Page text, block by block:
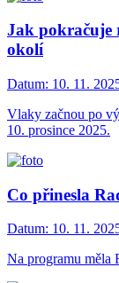
Jak pokračuje
okolí
Datum: 10. 11.
Vlaky začnou po
10. prosince 2025.
Co přinesla
Datum: 10. 11.
Na programu měla